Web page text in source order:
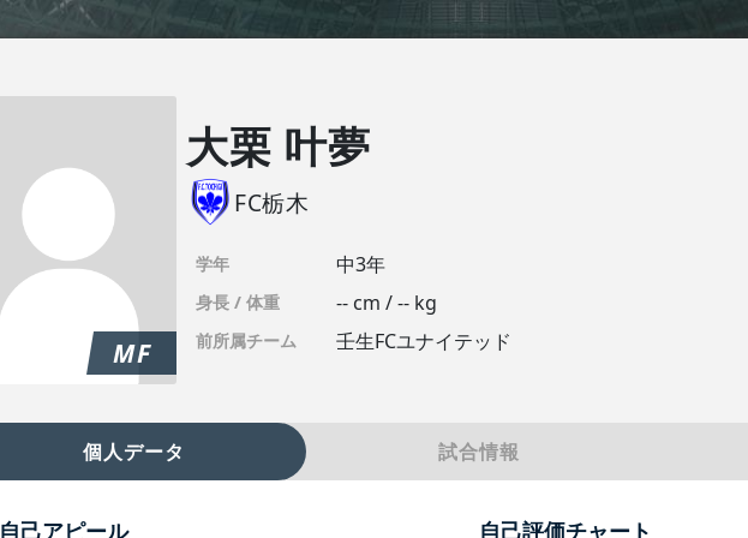
MF
大栗 叶夢
FC栃木
学年 中3年
身長 / 体重 -- cm / -- kg
前所属チーム 壬生FCユナイテッド
個人データ 試合情報
自己アピール 自己評価チャート